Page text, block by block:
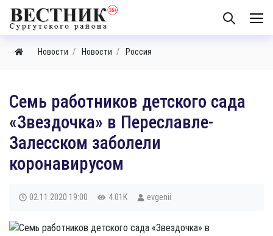
Новости Новости Россия
Семь работников детского сада
«Звездочка» в Переславле-
Залесском заболели
коронавирусом
02.11.2020 19:00 4.01K evgenii